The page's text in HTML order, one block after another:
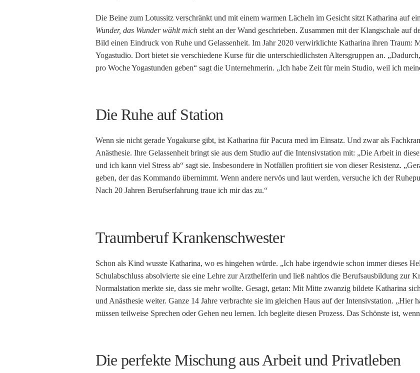
Die Beine zum Lotussitz verschränkt und mit einem warmen Lächeln im Gesicht sitzt Katharina auf
Wunder, das Wunder wählt michsteht an der Wand geschrieben. Zusammen mit der Klangschale auf
Bild einen Eindruck von Ruhe und Gelassenheit. Im Jahr 2020 verwirklichte Katharina ihren Traum:
Yogastudio. Dort bietet sie verschiedene Kurse für die unterschiedlichsten Altersgruppen an.
pro Woche Yogastunden geben“ sagt die Unternehmerin. „Ich habe Zeit für mein Studio, weil ich
Die Ruhe auf Station
Wenn sie nicht gerade Yogakurse gibt, ist Katharina für Pacura med im Einsatz. Und zwar als
Anästhesie. Ihre Gelassenheit bringt sie aus dem Studio auf die Intensivstation mit: „Die Arbeit in
und ich kann viel Stress ab“ sagt sie. Insbesondere in Notfällen profitiert sie von dieser Resistenz.
geben, der das Kommando übernimmt. Wenn andere nervös und laut werden, versuche ich der
Nach 20 Jahren Berufserfahrung traue ich mir das zu.“
Traumberuf Krankenschwester
Schon als Kind wusste Katharina, wo es hingehen würde. „Ich habe irgendwie schon immer dieses
Schulabschluss absolvierte sie eine Lehre zur Arzthelferin und ließ nahtlos die Berufsausbildung zur
Normalstation merkte sie, dass sie mehr wollte. Gesagt, getan: Mit Mitte zwanzig bildete Katharina
und Anästhesie weiter. Ganze 14 Jahre verbrachte sie im gleichen Haus auf der Intensivstation. „Hier
müssen teilweise Sprechen oder Gehen neu lernen. Ich begleite diesen Prozess. Das Schönste ist,
Die perfekte Mischung aus Arbeit und Privatleben